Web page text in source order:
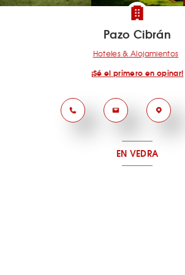
Pazo Cibrán
Hoteles & Alojamientos
¡Sé el primero en opinar!
EN VEDRA